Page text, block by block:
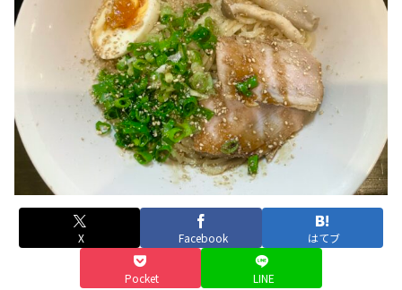
X Facebook はてブ
Pocket LINE